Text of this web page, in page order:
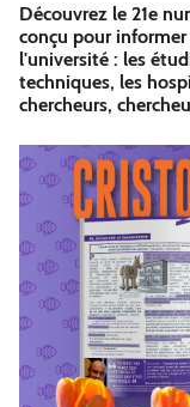
Découvrez le 21e
conçu pour
l'université : les
techniques, les
chercheurs,